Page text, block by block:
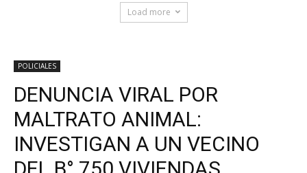
Load more